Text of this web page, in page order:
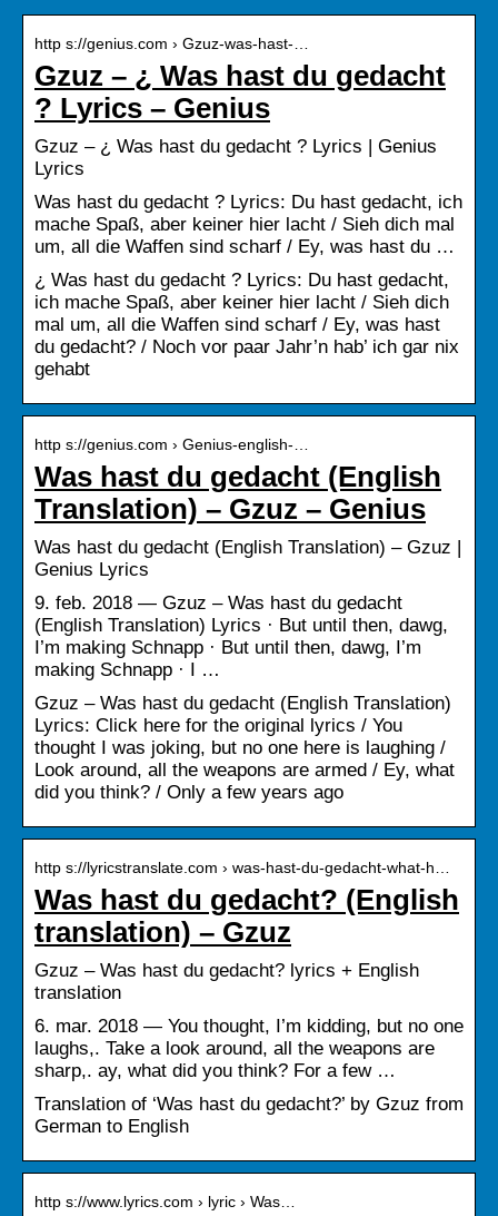
http s://genius.com › Gzuz-was-hast-…
Gzuz – ¿ Was hast du gedacht
? Lyrics – Genius
Gzuz – ¿ Was hast du gedacht ? Lyrics | Genius
Lyrics
Was hast du gedacht ? Lyrics: Du hast gedacht, ich
mache Spaß, aber keiner hier lacht / Sieh dich mal
um, all die Waffen sind scharf / Ey, was hast du …
¿ Was hast du gedacht ? Lyrics: Du hast gedacht,
ich mache Spaß, aber keiner hier lacht / Sieh dich
mal um, all die Waffen sind scharf / Ey, was hast
du gedacht? / Noch vor paar Jahr’n hab’ ich gar nix
gehabt
http s://genius.com › Genius-english-…
Was hast du gedacht (English
Translation) – Gzuz – Genius
Was hast du gedacht (English Translation) – Gzuz |
Genius Lyrics
9. feb. 2018 — Gzuz – Was hast du gedacht
(English Translation) Lyrics · But until then, dawg,
I’m making Schnapp · But until then, dawg, I’m
making Schnapp · I …
Gzuz – Was hast du gedacht (English Translation)
Lyrics: Click here for the original lyrics / You
thought I was joking, but no one here is laughing /
Look around, all the weapons are armed / Ey, what
did you think? / Only a few years ago
http s://lyricstranslate.com › was-hast-du-gedacht-what-h…
Was hast du gedacht? (English
translation) – Gzuz
Gzuz – Was hast du gedacht? lyrics + English
translation
6. mar. 2018 — You thought, I’m kidding, but no one
laughs,. Take a look around, all the weapons are
sharp,. ay, what did you think? For a few …
Translation of ‘Was hast du gedacht?’ by Gzuz from
German to English
http s://www.lyrics.com › lyric › Was…